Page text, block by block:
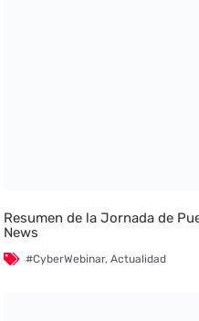
Resumen de la Jornada de
News
#CyberWebinar,Actualidad